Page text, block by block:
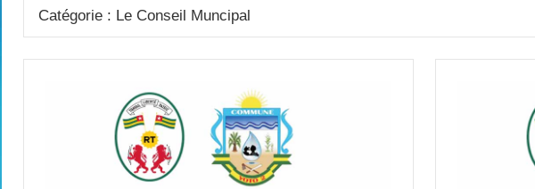
Catégorie : Le Conseil Muncipal